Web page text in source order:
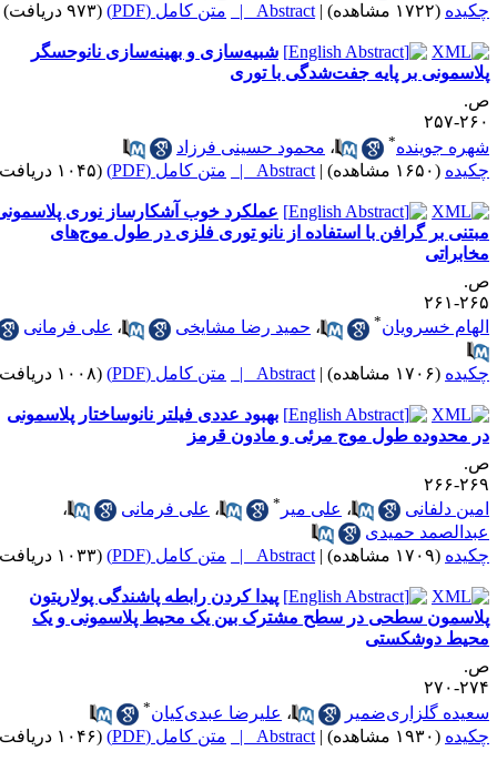
(۱۷۲۲ مشاهده) |
Abstract | متن کامل (PDF) (۹۷۳ دریافت)
شبیه‌سازی و بهینه‌سازی نانوحسگر
بر پایه جفت‌شدگی با توری
۲۵۷
جوینده
،محمود حسینی فرزاد
(۱۶۵۰ مشاهده) |
Abstract | متن کامل (PDF) (۱۰۴۵ دریافت)
عملکرد خوب آشکارساز نوری پلاسمونی
بر گرافن با استفاده از نانو توری فلزی در طول موج‌‌های
۲۶۱
خسرویان * ،حمید رضا مشایخی ،علی فرمانی
(۱۷۰۶ مشاهده) |
Abstract | متن کامل (PDF) (۱۰۰۸ دریافت)
بهبود عددی فیلتر نانوساختار پلاسمونی
محدوده طول موج مرئی و مادون قرمز
۲۶۶
دلفانی
،علی میر ،علی فرمانی
،
حمیدی
(۱۷۰۹ مشاهده) |
Abstract | متن کامل (PDF) (۱۰۳۳ دریافت)
پیدا کردن رابطه پاشندگی پولاریتون
سطحی در سطح مشترک بین یک محیط پلاسمونی و یک
دوشکستی
۲۷۰
گلزاری‌ضمیر
،علیرضا عبدی‌کیان *
(۱۹۳۰ مشاهده) |
Abstract | متن کامل (PDF) (۱۰۴۶ دریافت)